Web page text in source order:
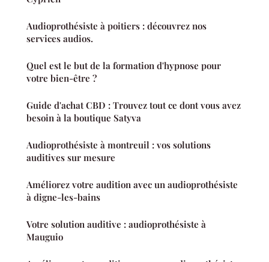
Audioprothésiste à poitiers : découvrez nos
services audios.
Quel est le but de la formation d'hypnose pour
votre bien-être ?
Guide d'achat CBD : Trouvez tout ce dont vous avez
besoin à la boutique Satyva
Audioprothésiste à montreuil : vos solutions
auditives sur mesure
Améliorez votre audition avec un audioprothésiste
à digne-les-bains
Votre solution auditive : audioprothésiste à
Mauguio